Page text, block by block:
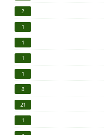
2
1
1
1
1
8
21
1